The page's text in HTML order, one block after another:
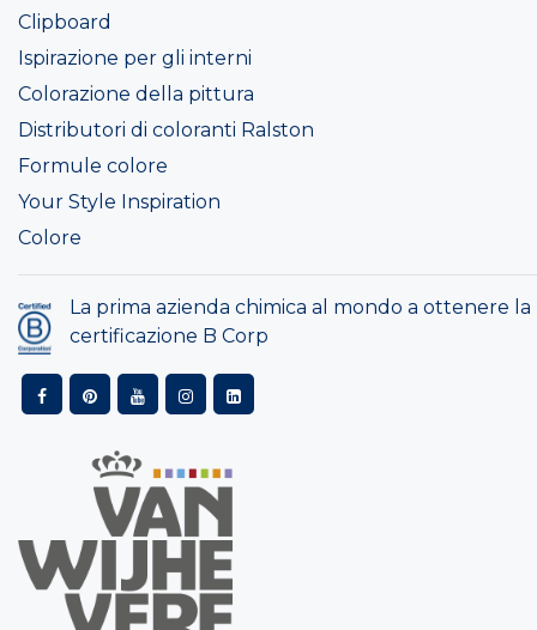
Clipboard
Ispirazione per gli interni
Colorazione della pittura
Distributori di coloranti Ralston
Formule colore
Your Style Inspiration
Colore
La prima azienda chimica al mondo a ottenere la
certificazione B Corp